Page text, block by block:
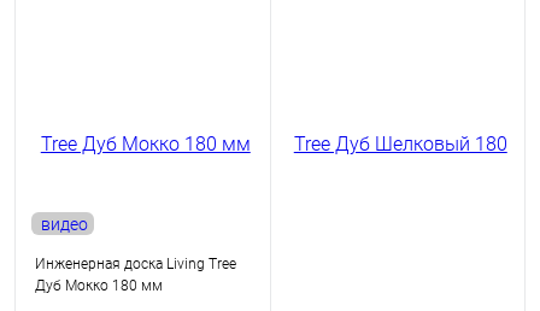
видео
Инженерная доска Living Tree
Дуб Мокко 180 мм